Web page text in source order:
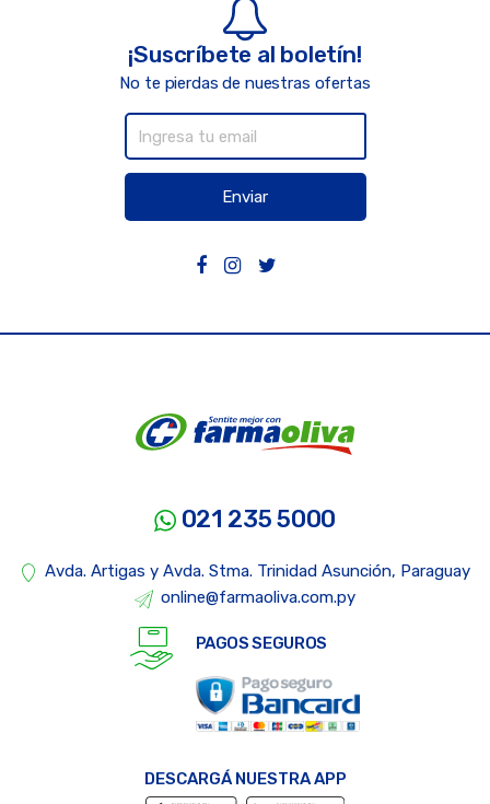
¡Suscríbete al boletín!
No te pierdas de nuestras ofertas
Enviar
021 235 5000
Avda. Artigas y Avda. Stma. Trinidad Asunción, Paraguay
online@farmaoliva.com.py
PAGOS SEGUROS
DESCARGÁ NUESTRA APP